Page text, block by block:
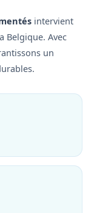
intervient
Belgique. Avec
un